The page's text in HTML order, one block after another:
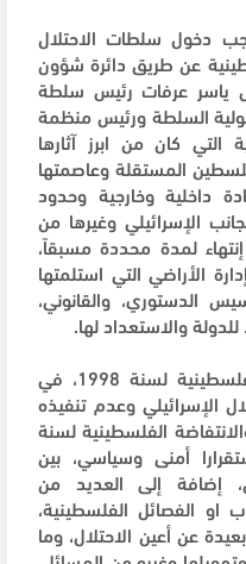
4 مايو 1999 كان يجب دخول سلطات الاحتلال
عن طريق دائرة شؤون
ياسر عرفات رئيس سلطة
السلطة ورئيس منظمة
التي كان من ابرز آثارها
المستقلة وعاصمتها
داخلية وخارجية وحدود
الإسرائيلي وغيرها من
النتائج، وذلك لإعتبار مايو 1999 إنتهاء لمدة محددة مسبقاً،
الأراضي التي استلمتها
الدستوري، والقانوني،
والاستعداد لها.
بقي قانون الأحزاب السياسية الفلسطينية لسنة 1998، في
الإسرائيلي وعدم تنفيذه
الفلسطينية لسنة
أمنى وسياسي، بين
إضافة إلى العديد من
او الفصائل الفلسطينية،
عن أعين الاحتلال، وما